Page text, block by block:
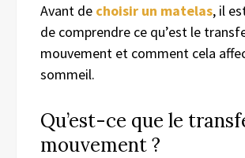
Avant de choisir un matelas, il
de comprendre ce qu’est le
mouvement et comment cela
sommeil.
Qu’est-ce que le
mouvement ?